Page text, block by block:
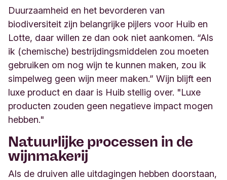
Duurzaamheid en het bevorderen van
biodiversiteit zijn belangrijke pijlers voor Huib en
Lotte, daar willen ze dan ook niet aankomen. “Als
ik (chemische) bestrijdingsmiddelen zou moeten
gebruiken om nog wijn te kunnen maken, zou ik
simpelweg geen wijn meer maken.” Wijn blijft een
luxe product en daar is Huib stellig over. "Luxe
producten zouden geen negatieve impact mogen
hebben."
Natuurlijke processen in de
wijnmakerij
Als de druiven alle uitdagingen hebben doorstaan,